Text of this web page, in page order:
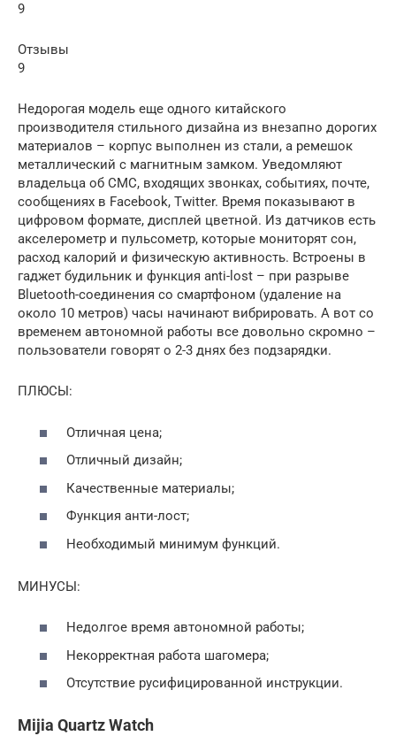
9
Отзывы
9
Недорогая модель еще одного китайского
производителя стильного дизайна из внезапно дорогих
материалов – корпус выполнен из стали, а ремешок
металлический с магнитным замком. Уведомляют
владельца об СМС, входящих звонках, событиях, почте,
сообщениях в Facebook, Twitter. Время показывают в
цифровом формате, дисплей цветной. Из датчиков есть
акселерометр и пульсометр, которые мониторят сон,
расход калорий и физическую активность. Встроены в
гаджет будильник и функция anti-lost – при разрыве
Bluetooth-соединения со смартфоном (удаление на
около 10 метров) часы начинают вибрировать. А вот со
временем автономной работы все довольно скромно –
пользователи говорят о 2-3 днях без подзарядки.
ПЛЮСЫ:
Отличная цена;
Отличный дизайн;
Качественные материалы;
Функция анти-лост;
Необходимый минимум функций.
МИНУСЫ:
Недолгое время автономной работы;
Некорректная работа шагомера;
Отсутствие русифицированной инструкции.
Mijia Quartz Watch